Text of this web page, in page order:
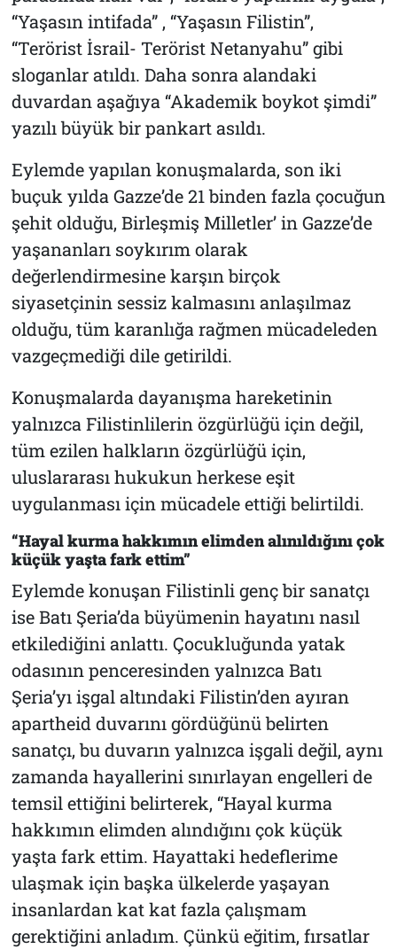
“Yaşasın intifada” , “Yaşasın Filistin”,
“Terörist İsrail- Terörist Netanyahu” gibi
sloganlar atıldı. Daha sonra alandaki
duvardan aşağıya “Akademik boykot şimdi”
yazılı büyük bir pankart asıldı.
Eylemde yapılan konuşmalarda, son iki
buçuk yılda Gazze’de 21 binden fazla çocuğun
şehit olduğu, Birleşmiş Milletler’ in Gazze’de
yaşananları soykırım olarak
değerlendirmesine karşın birçok
siyasetçinin sessiz kalmasını anlaşılmaz
olduğu, tüm karanlığa rağmen mücadeleden
vazgeçmediği dile getirildi.
Konuşmalarda dayanışma hareketinin
yalnızca Filistinlilerin özgürlüğü için değil,
tüm ezilen halkların özgürlüğü için,
uluslararası hukukun herkese eşit
uygulanması için mücadele ettiği belirtildi.
“Hayal kurma hakkımın elimden alınıldığını çok
küçük yaşta fark ettim”
Eylemde konuşan Filistinli genç bir sanatçı
ise Batı Şeria’da büyümenin hayatını nasıl
etkilediğini anlattı. Çocukluğunda yatak
odasının penceresinden yalnızca Batı
Şeria’yı işgal altındaki Filistin’den ayıran
apartheid duvarını gördüğünü belirten
sanatçı, bu duvarın yalnızca işgali değil, aynı
zamanda hayallerini sınırlayan engelleri de
temsil ettiğini belirterek, “Hayal kurma
hakkımın elimden alındığını çok küçük
yaşta fark ettim. Hayattaki hedeflerime
ulaşmak için başka ülkelerde yaşayan
insanlardan kat kat fazla çalışmam
gerektiğini anladım. Çünkü eğitim, fırsatlar